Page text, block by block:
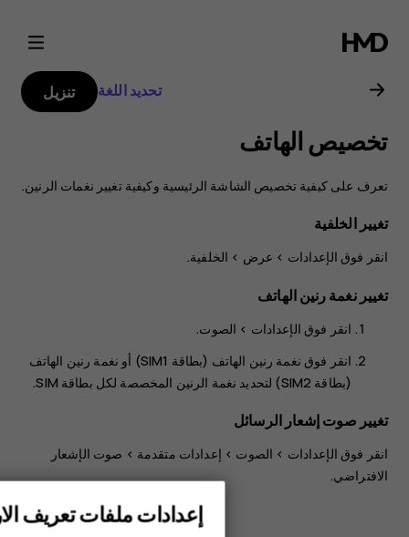
دليل
مستخدم
هاتف
Nokia
2.1
تحديد اللغة تنزيل
تخصيص الهاتف
تعرف على كيفية تخصيص الشاشة الرئيسية وكيفية تغيير نغمات الرنين.
تغيير الخلفية
انقر فوق >
> الخلفية.
تغيير نغمة رنين الهاتف
انقر فوق الإعدادات > الصوت.
انقر فوق نغمة رنين الهاتف (بطاقة SIM1) أو نغمة رنين الهاتف
(بطاقة SIM2)
لتحديد نغمة الرنين المخصصة لكل بطاقة SIM.
تغيير صوت إشعار الرسائل
انقر فوق الإعدادات > الصوت > إعدادات متقدمة > صوت الإشعار
الافتراضي.
إعدادات ملفات تعريف